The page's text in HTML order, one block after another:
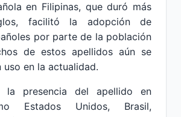
en Filipinas, que duró más
facilitó la adopción de
por parte de la población
de estos apellidos aún se
uso en la actualidad.
la presencia del apellido en
Estados Unidos, Brasil,